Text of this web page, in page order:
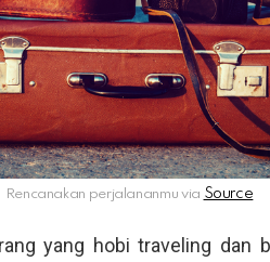
Rencanakan perjalananmu via
yang hobi traveling dan